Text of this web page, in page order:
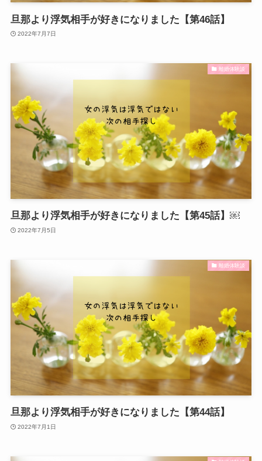
旦那より浮気相手が好きになりました【第46話】
2022年7月7日
離婚体験談
旦那より浮気相手が好きになりました【第45話】￼
2022年7月5日
離婚体験談
旦那より浮気相手が好きになりました【第44話】
2022年7月1日